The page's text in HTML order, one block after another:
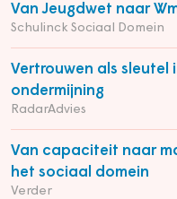
Van Jeugdwet naar
Schulinck Sociaal Domein
Vertrouwen als sleutel
ondermijning
RadarAdvies
Van capaciteit naar
het sociaal domein
Verder